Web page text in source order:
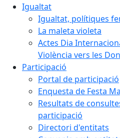
Igualtat
Igualtat, polítiques
La maleta violeta
Actes Dia
Violència vers les
Participació
Portal de participació
Enquesta de Festa
Resultats de
participació
Directori d'entitats